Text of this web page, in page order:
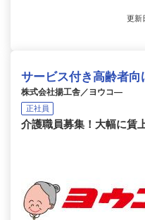
更新
サービス付き高齢者向
株式会社揚工舎／ヨウコ―
正社員
介護職員募集！大幅に賃